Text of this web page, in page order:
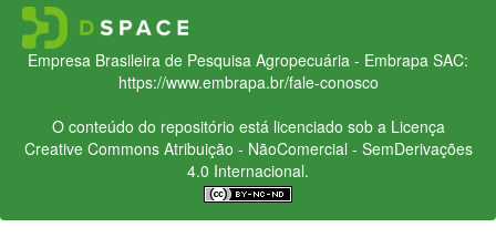
Empresa Brasileira de Pesquisa Agropecuária - Embrapa SAC:
https://www.embrapa.br/fale-conosco
O conteúdo do repositório está licenciado sob a Licença
Creative CommonsAtribuição - NãoComercial - SemDerivações
4.0 Internacional.